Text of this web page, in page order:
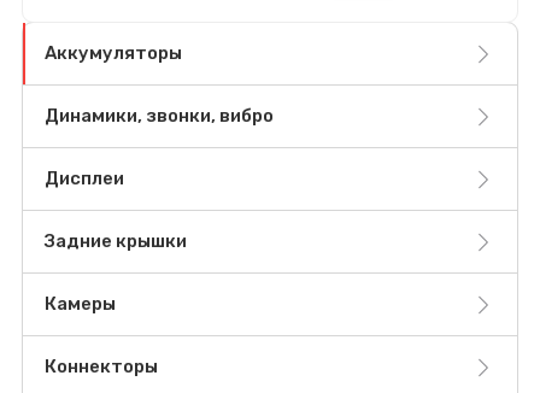
Аккумуляторы
Динамики, звонки, вибро
Дисплеи
Задние крышки
Камеры
Коннекторы